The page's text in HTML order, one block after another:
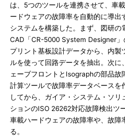
は、5つのツールを連携させて、車
ードウェアの故障率を自動的に導出
システムを構築した。まず、図研の
CAD「CR-5000 System Designer」
プリント基板設計データから、内製
ルを使って回路データを抽出。次に
ェーブフロントとIsographの部品故
計算ツールで故障率データベースを
してから、ガイア・システム・ソリ
ションのISO 26262対応故障検出ツ
車載ハードウェアの故障率や、故障
る。